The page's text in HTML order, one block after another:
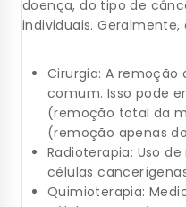
doença, do tipo de
individuais.
Cirurgia: A
comum. Isso pode
(remoção total da
(remoção apenas
Radioterapia: Uso
células
Quimioterapia: